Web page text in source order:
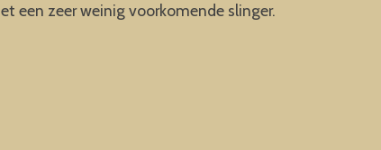
een zeer weinig voorkomende slinger.